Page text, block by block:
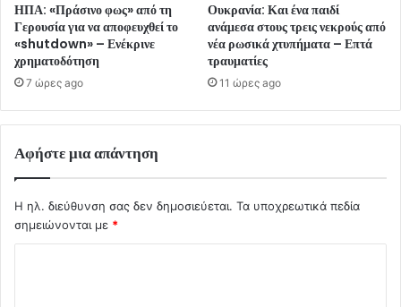
ΗΠΑ: «Πράσινο φως» από τη
Γερουσία για να αποφευχθεί το
«shutdown» – Ενέκρινε
χρηματοδότηση
7 ώρες ago
Ουκρανία: Και ένα παιδί
ανάμεσα στους τρεις νεκρούς από
νέα ρωσικά χτυπήματα – Επτά
τραυματίες
11 ώρες ago
Αφήστε μια απάντηση
Η ηλ. διεύθυνση σας δεν δημοσιεύεται. Τα υποχρεωτικά πεδία
σημειώνονται με *